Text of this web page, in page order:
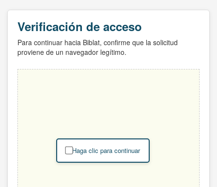
Verificación de acceso
Para continuar hacia Biblat, confirme que la solicitud
proviene de un navegador legítimo.
Haga clic para continuar